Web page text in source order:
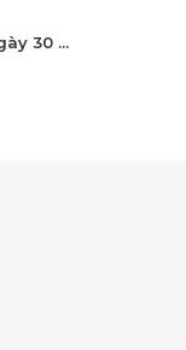
30 ...